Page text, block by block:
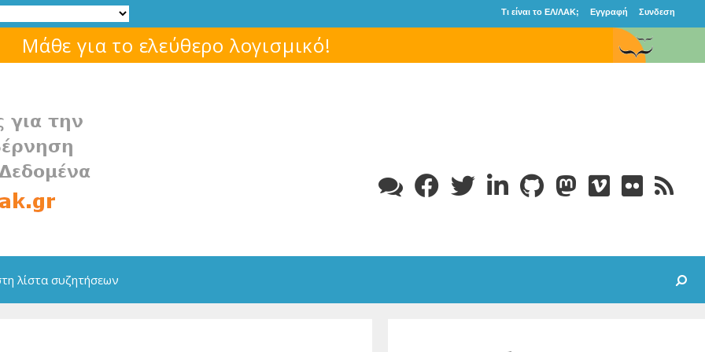
Τι είναι το ΕΛ/ΛΑΚ; Εγγραφή Συνδεση
Μάθε για το ελεύθερο λογισμικό!
λίστα συζητήσεων Search